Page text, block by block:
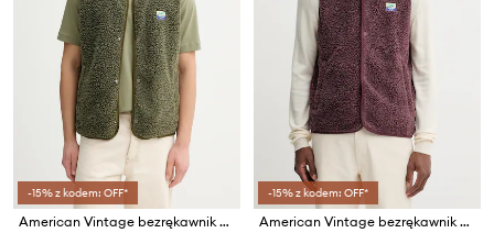
-15% z kodem: OFF*
American Vintage bezrękawnik męski polarowy
-15% z kodem: OFF*
American Vintage bezrękawnik męski polarowy